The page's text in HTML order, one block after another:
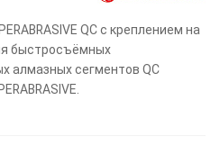
QC с креплением на
быстросъёмных
алмазных сегментов QC